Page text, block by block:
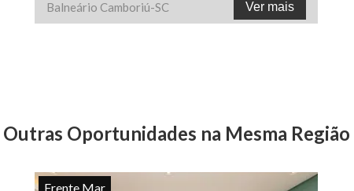
Balneário Camboriú-SC Ver mais
Outras Oportunidades na Mesma Região
Frente Mar